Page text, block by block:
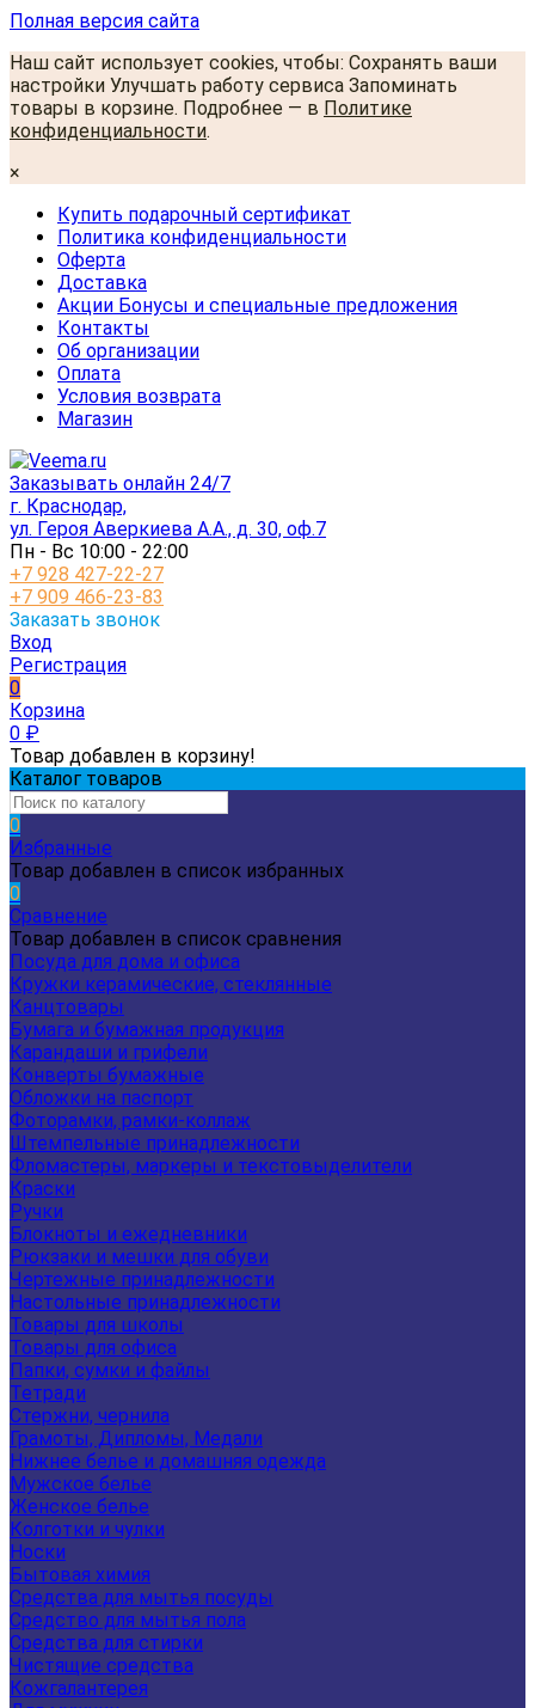
Полная версия сайта
Наш сайт использует cookies, чтобы: Сохранять ваши
настройки Улучшать работу сервиса Запоминать
товары в корзине. Подробнее — в Политике
конфиденциальности.
×
Купить подарочный сертификат
Политика конфиденциальности
Оферта
Доставка
Акции Бонусы и специальные предложения
Контакты
Об организации
Оплата
Условия возврата
Магазин
Заказывать онлайн 24/7
г. Краснодар,
ул. Героя Аверкиева А.А., д. 30, оф.7
Пн - Вс 10:00 - 22:00
+7 928 427-22-27
+7 909 466-23-83
Заказать звонок
Вход
Регистрация
0
Корзина
0 ₽
Товар добавлен в корзину!
Каталог товаров
0
Избранные
Товар добавлен в список избранных
0
Сравнение
Товар добавлен в список сравнения
Посуда для дома и офиса
Кружки керамические, стеклянные
Канцтовары
Бумага и бумажная продукция
Карандаши и грифели
Конверты бумажные
Обложки на паспорт
Фоторамки, рамки-коллаж
Штемпельные принадлежности
Фломастеры, маркеры и текстовыделители
Краски
Ручки
Блокноты и ежедневники
Рюкзаки и мешки для обуви
Чертежные принадлежности
Настольные принадлежности
Товары для школы
Товары для офиса
Папки, сумки и файлы
Тетради
Стержни, чернила
Грамоты, Дипломы, Медали
Нижнее белье и домашняя одежда
Мужское белье
Женское белье
Колготки и чулки
Носки
Бытовая химия
Средства для мытья посуды
Средство для мытья пола
Средства для стирки
Чистящие средства
Кожгалантерея